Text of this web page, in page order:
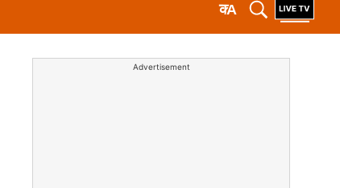
A
क
Advertisement